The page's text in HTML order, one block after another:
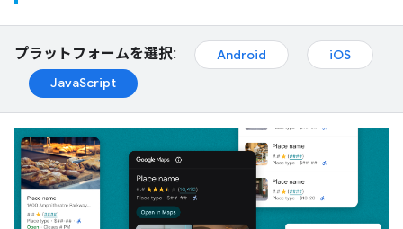
プラットフォームを選択: Android
iOS
JavaScript